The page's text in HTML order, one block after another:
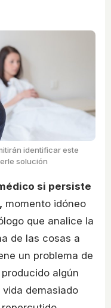
identificar este
solución
si persiste
momento idóneo
que analice la
de las cosas a
un problema de
algún
demasiado